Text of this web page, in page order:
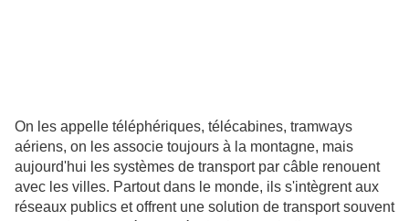
On les appelle téléphériques, télécabines, tramways
aériens, on les associe toujours à la montagne, mais
aujourd'hui les systèmes de transport par câble renouent
avec les villes. Partout dans le monde, ils s'intègrent aux
réseaux publics et offrent une solution de transport souvent